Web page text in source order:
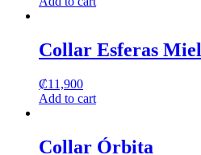
Collar Esferas Miel
₡11,900
Add to cart
Collar Órbita